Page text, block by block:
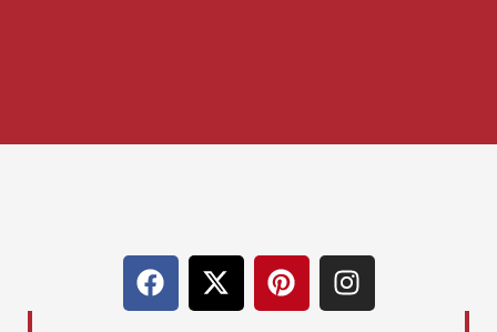
F
a
X
-
P
i
I
n